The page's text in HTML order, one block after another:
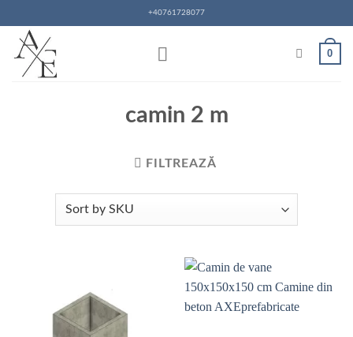
to
content
+40761728077
0
camin 2 m
FILTREAZĂ